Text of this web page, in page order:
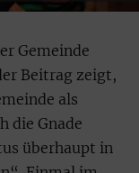
Gemeinde
Beitrag zeigt,
als
die Gnade
überhaupt in